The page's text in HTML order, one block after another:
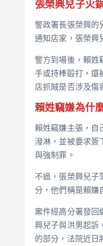
張榮興兒子火
警政署長張榮興的
通知店家，張榮興
警方到場後，賴姓
手或持棒毆打，還
店抓賊是否涉及傷
賴姓竊嫌為什
賴姓竊嫌主張，自
潑淋，並被要求簽
與強制罪。
不過，張榮興兒子
分，他們稱是賴嫌
案件經高分署發回
興兒子與洪男起訴
的部分，法院近日